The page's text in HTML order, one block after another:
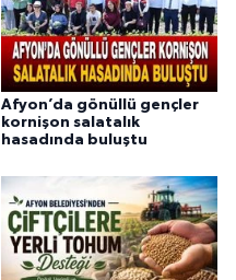
Afyon’da gönüllü gençler
kornişon salatalık
hasadında buluştu